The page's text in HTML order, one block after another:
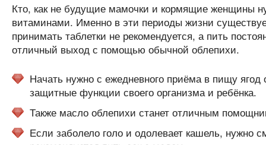
Кто, как не будущие мамочки и кормящие женщины
витаминами. Именно в эти периоды жизни
принимать таблетки не рекомендуется, а пить
отличный выход с помощью обычной облепихи.
Начать нужно с ежедневного приёма в пищу
защитные функции своего организма и ребёнка.
Также масло облепихи станет отличным
Если заболело голо и одолевает кашель, нужно